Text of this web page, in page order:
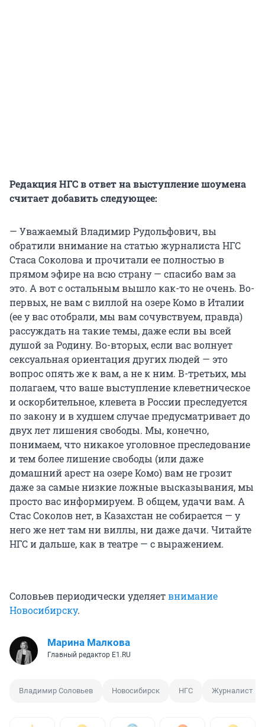
Редакция НГС в ответ на выступление шоумена
считает добавить следующее:
— Уважаемый Владимир Рудольфович, вы
обратили внимание на статью журналиста НГС
Стаса Соколова и прочитали ее полностью в
прямом эфире на всю страну — спасибо вам за
это. А вот с остальным вышло как-то не очень. Во-
первых, не вам с виллой на озере Комо в Италии
(ее у вас отобрали, мы вам сочувствуем, правда)
рассуждать на такие темы, даже если вы всей
душой за Родину. Во-вторых, если вас волнует
сексуальная ориентация других людей — это
вопрос опять же к вам, а не к ним. В-третьих, мы
полагаем, что ваше выступление клеветническое
и оскорбительное, клевета в России преследуется
по закону и в худшем случае предусматривает до
двух лет лишения свободы. Мы, конечно,
понимаем, что никакое уголовное преследование
и тем более лишение свободы (или даже
домашний арест на озере Комо) вам не грозит
даже за самые низкие ложные высказывания, мы
просто вас информируем. В общем, удачи вам. А
Стас Соколов нет, в Казахстан не собирается — у
него же нет там ни виллы, ни даже дачи. Читайте
НГС и дальше, как в театре — с выражением.
Соловьев периодически уделяетвнимание
Новосибирску.
Марина Малкова
Главный редактор Е1.RU
Владимир Соловьев Новосибирск НГС Журналист